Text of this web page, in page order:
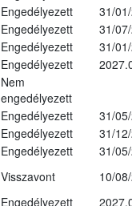
Engedélyezett
31/
Engedélyezett
31/
Engedélyezett
31/
Engedélyezett
Nem
engedélyezett
Engedélyezett
31/
Engedélyezett
31/
Engedélyezett
31/
Visszavont
10/
Engedélyezett